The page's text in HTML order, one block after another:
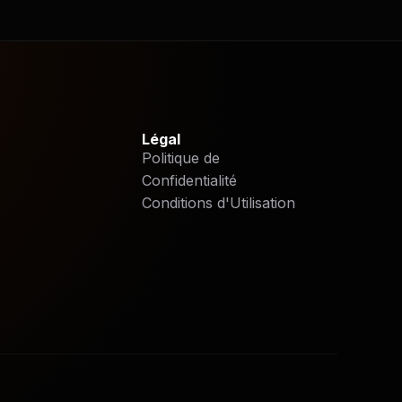
Légal
Politique de
Confidentialité
Conditions d'Utilisation